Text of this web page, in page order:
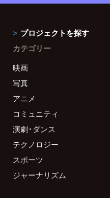
プロジェクトを探す
カテゴリー
映画
写真
アニメ
コミュニティ
演劇・ダンス
テクノロジー
スポーツ
ジャーナリズム